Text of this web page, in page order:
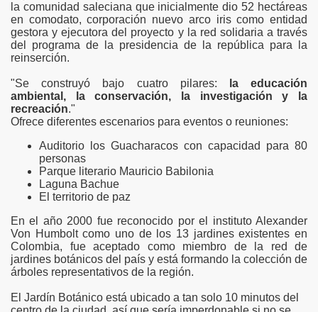
la comunidad saleciana que inicialmente dio 52 hectáreas
en comodato, corporación nuevo arco iris como entidad
gestora y ejecutora del proyecto y la red solidaria a través
del programa de la presidencia de la república para la
reinserción.
"Se construyó bajo cuatro pilares: la educación
ambiental, la conservación, la investigación y la
recreación."
Ofrece diferentes escenarios para eventos o reuniones:
Auditorio los Guacharacos con capacidad para 80
personas
Parque literario Mauricio Babilonia
Laguna Bachue
El territorio de paz
En el año 2000 fue reconocido por el instituto Alexander
Von Humbolt como uno de los 13 jardines existentes en
Colombia, fue aceptado como miembro de la red de
jardines botánicos del país y está formando la colección de
árboles representativos de la región.
El Jardín Botánico está ubicado a tan solo 10 minutos del